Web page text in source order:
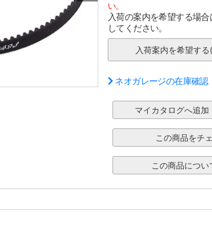
い。
入荷の案内を希望する場
してください。
ネオガレージの在庫確認